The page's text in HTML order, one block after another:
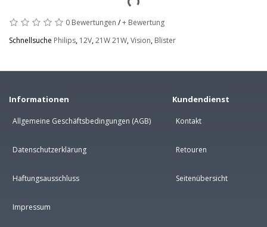
0 Bewertungen /+ Bewertung
Schnellsuche Philips, 12V,21W 21W,Vision, Blister
Informationen
Allgemeine Geschäftsbedingungen (AGB)
Datenschutzerklärung
Haftungsausschluss
Impressum
Kundendienst
Kontakt
Retouren
Seitenübersicht